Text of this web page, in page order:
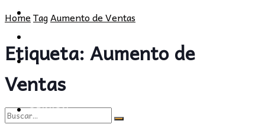
CULTURA
OPINIÓN
PROVINCIA
SOCIEDAD
CULTURA
OPINIÓN
HomeTagAumento de Ventas
Etiqueta:Aumento de
Ventas